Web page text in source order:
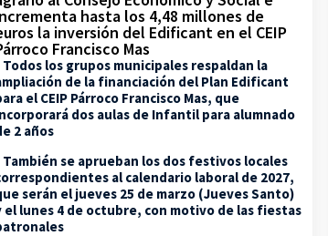
hasta los 4,48 millones de
la inversión del Edificant en el CEIP
Francisco Mas
Todos los grupos municipales respaldan la
de la financiación del Plan Edificant
el CEIP Párroco Francisco Mas, que
dos aulas de Infantil para alumnado
2 años
También se aprueban los dos festivos locales
al calendario laboral de 2027,
serán el jueves 25 de marzo (Jueves Santo)
el lunes 4 de octubre, con motivo de las fiestas